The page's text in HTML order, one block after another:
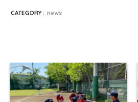
CATEGORY : news